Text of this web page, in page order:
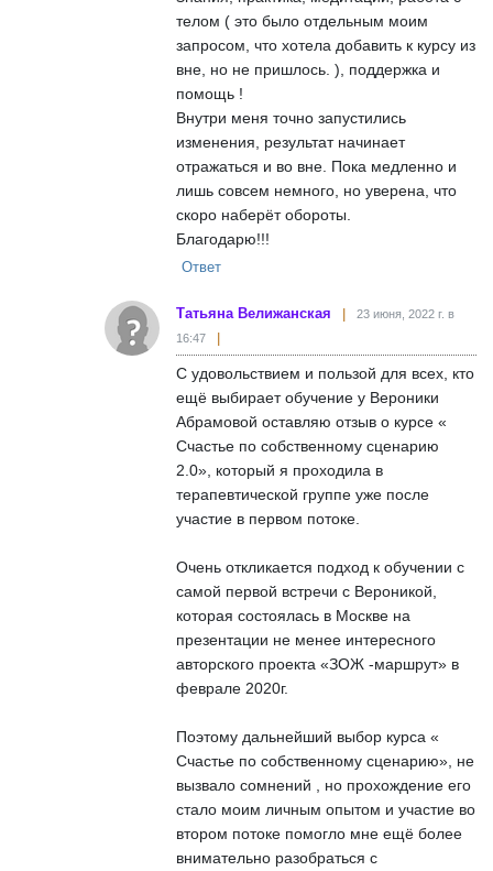
телом ( это было отдельным моим
запросом, что хотела добавить к курсу из
вне, но не пришлось. ), поддержка и
помощь !
Внутри меня точно запустились
изменения, результат начинает
отражаться и во вне. Пока медленно и
лишь совсем немного, но уверена, что
скоро наберёт обороты.
Благодарю!!!
Ответ
Татьяна Велижанская
23 июня, 2022 г. в
16:47
С удовольствием и пользой для всех, кто
ещё выбирает обучение у Вероники
Абрамовой оставляю отзыв о курсе «
Счастье по собственному сценарию
2.0», который я проходила в
терапевтической группе уже после
участие в первом потоке.
Очень откликается подход к обучении с
самой первой встречи с Вероникой,
которая состоялась в Москве на
презентации не менее интересного
авторского проекта «ЗОЖ -маршрут» в
феврале 2020г.
Поэтому дальнейший выбор курса «
Счастье по собственному сценарию», не
вызвало сомнений , но прохождение его
стало моим личным опытом и участие во
втором потоке помогло мне ещё более
внимательно разобраться с